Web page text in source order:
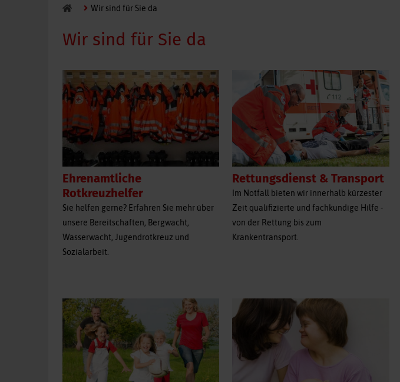
Wir sind für Sie da
Wir sind für Sie da
Ehrenamtliche
Rotkreuzhelfer
Sie helfen gerne? Erfahren Sie mehr über
unsere Bereitschaften, Bergwacht,
Wasserwacht, Jugendrotkreuz und
Sozialarbeit.
Rettungsdienst & Transport
Im Notfall bieten wir innerhalb kürzester
Zeit qualifizierte und fachkundige Hilfe -
von der Rettung bis zum
Krankentransport.